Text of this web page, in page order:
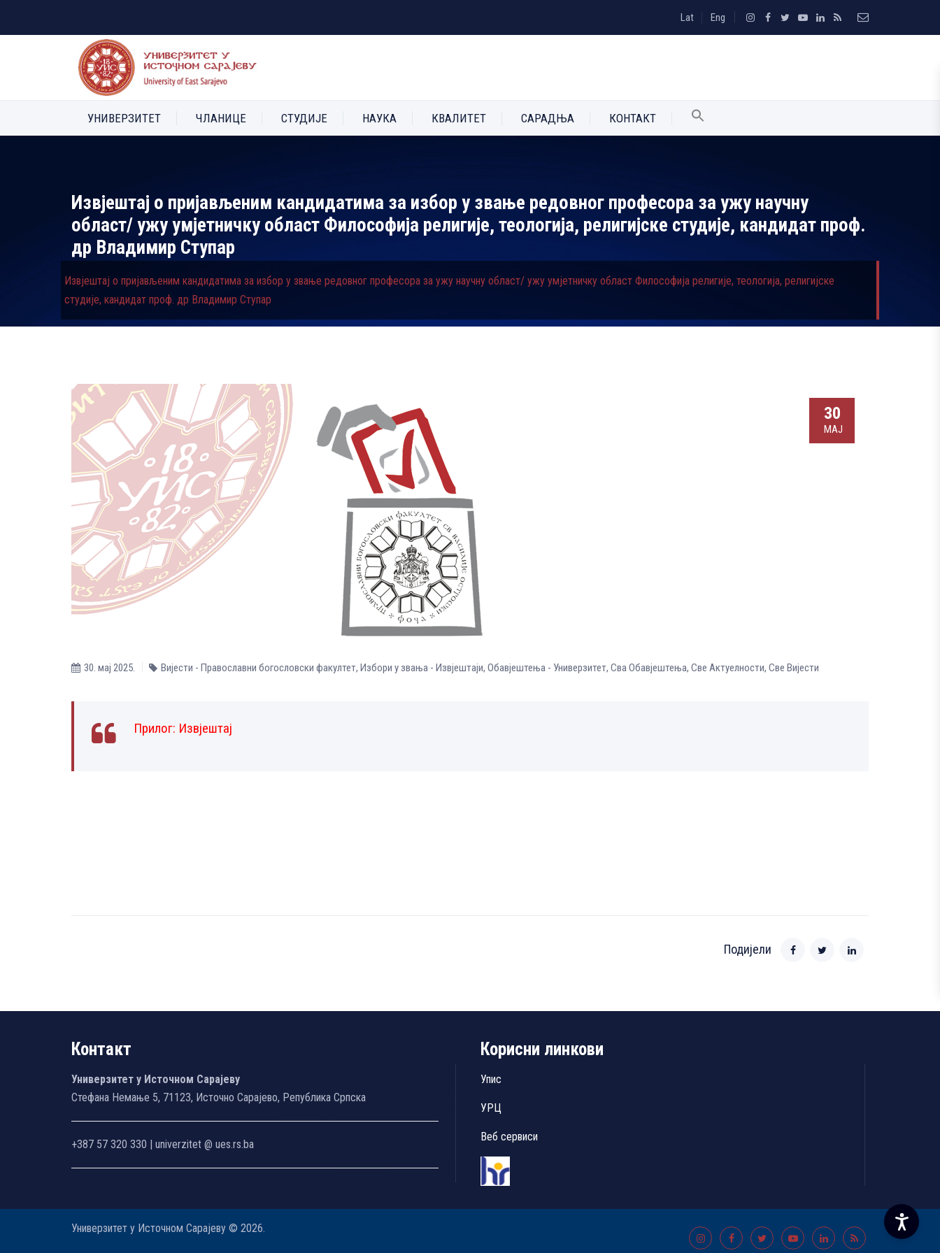
Lat Eng
УНИВЕРЗИТЕТ ЧЛАНИЦЕ СТУДИЈЕ НАУКА КВАЛИТЕТ САРАДЊА КОНТАКТ
Извјештај о пријављеним кандидатима за избор у звање редовног професора за ужу научну
област/ ужу умјетничку област Философија религије, теологија, религијске студије, кандидат проф.
др Владимир Ступар
Извјештај о пријављеним кандидатима за избор у звање редовног професора за ужу научну област/ ужу умјетничку област Философија религије, теологија, религијске
студије, кандидат проф. др Владимир Ступар
30
МАЈ
30. мај 2025. Вијести - Православни богословски факултет, Избори у звања - Извјештаји, Обавјештења - Универзитет, Сва Обавјештења, Све Aктуелности, Све Вијести
Прилог: Извјештај
Подијели
Контакт
Универзитет у Источном Сарајеву
Стефана Немање 5, 71123, Источно Сарајево, Република Српска
+387 57 320 330 | univerzitet @ ues.rs.ba
Корисни линкови
Упис
УРЦ
Веб сервиси
Универзитет у Источном Сарајеву © 2026.